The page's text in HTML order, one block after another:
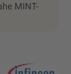
MINT-